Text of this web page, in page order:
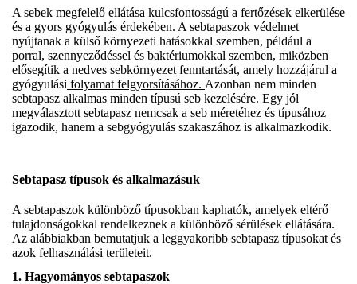
A sebek megfelelő ellátása kulcsfontosságú a fertőzések elkerülése
és a gyors gyógyulás érdekében. A sebtapaszok védelmet
nyújtanak a külső környezeti hatásokkal szemben, például a
porral, szennyeződéssel és baktériumokkal szemben, miközben
elősegítik a nedves sebkörnyezet fenntartását, amely hozzájárul a
gyógyulási folyamat felgyorsításához. Azonban nem minden
sebtapasz alkalmas minden típusú seb kezelésére. Egy jól
megválasztott sebtapasz nemcsak a seb méretéhez és típusához
igazodik, hanem a sebgyógyulás szakaszához is alkalmazkodik.
Sebtapasz típusok és alkalmazásuk
A sebtapaszok különböző típusokban kaphatók, amelyek eltérő
tulajdonságokkal rendelkeznek a különböző sérülések ellátására.
Az alábbiakban bemutatjuk a leggyakoribb sebtapasz típusokat és
azok felhasználási területeit.
1. Hagyományos sebtapaszok